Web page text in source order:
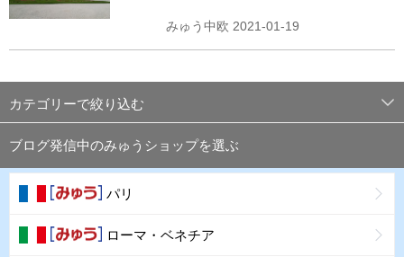
みゅう中欧 2021-01-19
カテゴリーで絞り込む
ブログ発信中のみゅうショップを選ぶ
パリ
ローマ・ベネチア